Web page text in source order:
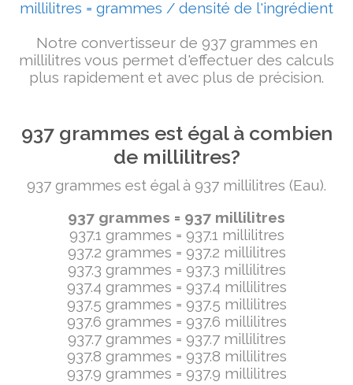
millilitres = grammes / densité de l'ingrédient
Notre convertisseur de 937 grammes en
millilitres vous permet d'effectuer des calculs
plus rapidement et avec plus de précision.
937 grammes est égal à combien
de millilitres?
937 grammes est égal à 937 millilitres (Eau).
937 grammes = 937 millilitres
937.1 grammes = 937.1 millilitres
937.2 grammes = 937.2 millilitres
937.3 grammes = 937.3 millilitres
937.4 grammes = 937.4 millilitres
937.5 grammes = 937.5 millilitres
937.6 grammes = 937.6 millilitres
937.7 grammes = 937.7 millilitres
937.8 grammes = 937.8 millilitres
937.9 grammes = 937.9 millilitres